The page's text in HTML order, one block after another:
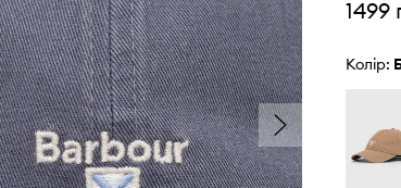
1499
Колір: